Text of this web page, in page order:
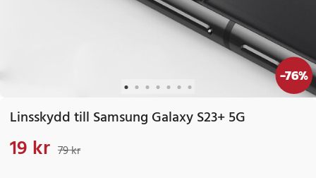
-76%
Linsskydd till Samsung Galaxy S23+ 5G
Nuvarande pris
19 kr 79 kr